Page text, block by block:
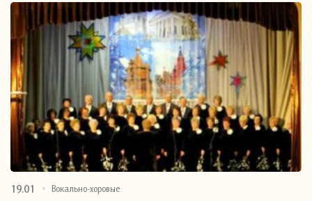
19.01 Вокально-хоровые